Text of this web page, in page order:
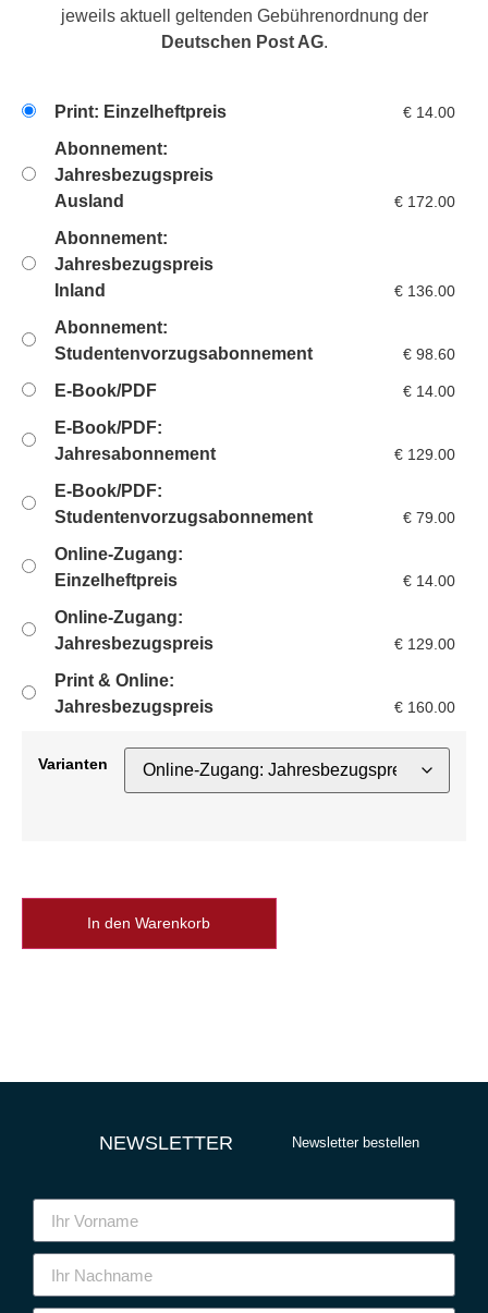
jeweils aktuell geltenden Gebührenordnung der
Deutschen Post AG.
Print: Einzelheftpreis € 14.00
Abonnement:
Jahresbezugspreis
Ausland
€ 172.00
Abonnement:
Jahresbezugspreis
Inland
€ 136.00
Abonnement:
Studentenvorzugsabonnement
€ 98.60
E-Book/PDF € 14.00
E-Book/PDF:
Jahresabonnement
€ 129.00
E-Book/PDF:
Studentenvorzugsabonnement
€ 79.00
Online-Zugang:
Einzelheftpreis
€ 14.00
Online-Zugang:
Jahresbezugspreis
€ 129.00
Print & Online:
Jahresbezugspreis
€ 160.00
Varianten
In den Warenkorb
NEWSLETTER Newsletter bestellen